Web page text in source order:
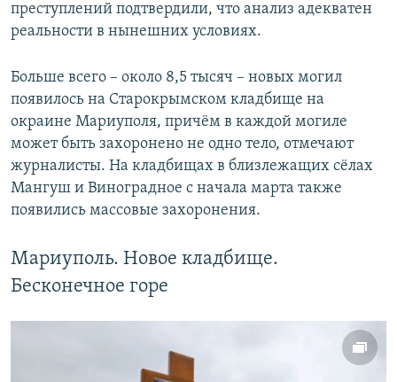
преступлений подтвердили, что анализ адекватен
реальности в нынешних условиях.
Больше всего – около 8,5 тысяч – новых могил
появилось на Старокрымском кладбище на
окраине Мариуполя, причём в каждой могиле
может быть захоронено не одно тело, отмечают
журналисты. На кладбищах в близлежащих сёлах
Мангуш и Виноградное с начала марта также
появились массовые захоронения.
Мариуполь. Новое кладбище.
Бесконечное горе